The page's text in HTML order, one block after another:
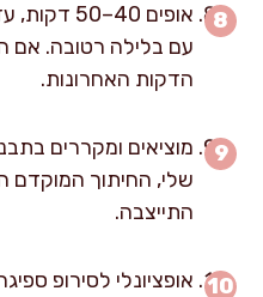
אופים
הדקות האחרונות.
התייצבה.